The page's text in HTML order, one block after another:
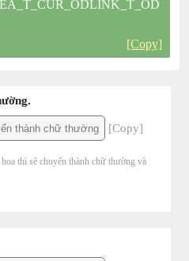
[Copy]
[Copy]
thì sẽ chuyển thành chữ thường và